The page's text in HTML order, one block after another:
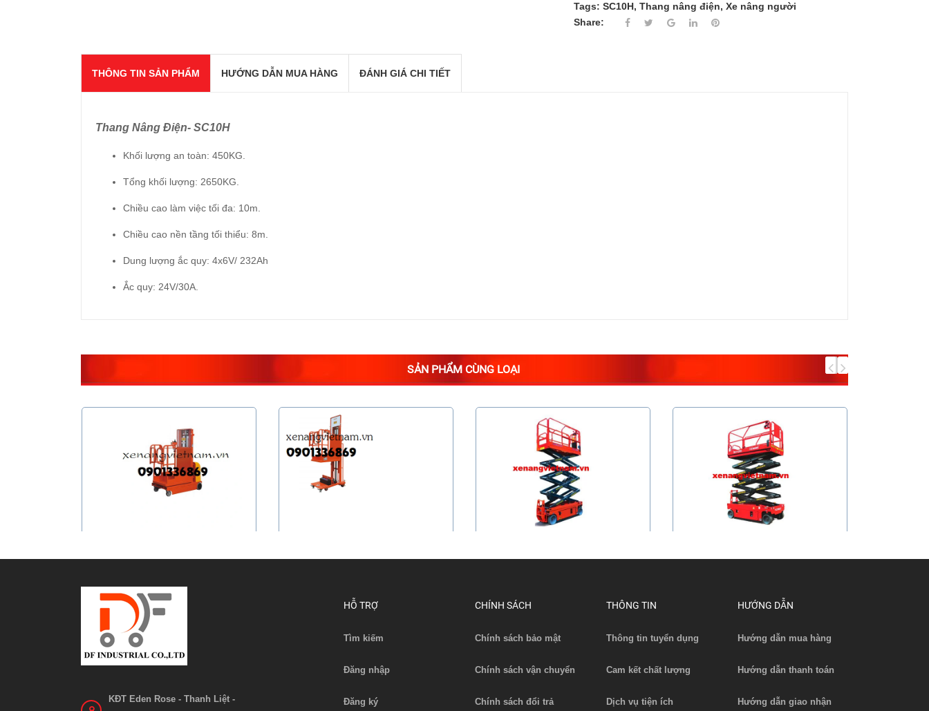
Tags: SC10H, Thang nâng điện, Xe nâng người
Share:
THÔNG TIN SẢN PHẨM HƯỚNG DẪN MUA HÀNG ĐÁNH GIÁ CHI TIẾT
Thang Nâng Điện- SC10H
Khối lượng an toàn: 450KG.
Tổng khối lượng: 2650KG.
Chiều cao làm việc tối đa: 10m.
Chiều cao nền tầng tối thiểu: 8m.
Dung lượng ắc quy: 4x6V/ 232Ah
Ắc quy: 24V/30A.
SẢN PHẨM CÙNG LOẠI
Liên hệ
Xem chi tiết Xem chi tiết Xem chi tiết
KĐT Eden Rose - Thanh Liệt -
HỖ TRỢ
Tìm kiếm
Đăng nhập
Đăng ký
CHÍNH SÁCH
Chính sách bảo mật
Chính sách vận chuyển
Chính sách đổi trả
THÔNG TIN
Thông tin tuyển dụng
Cam kết chất lượng
Dịch vụ tiện ích
HƯỚNG DẪN
Hướng dẫn mua hàng
Hướng dẫn thanh toán
Hướng dẫn giao nhận